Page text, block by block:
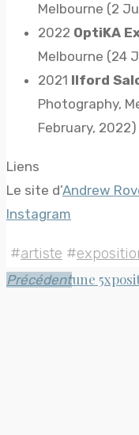
Melbourne (2
2022 OptiKA
Melbourne (24
2021 Ilford
Photography,
February, 2022)
Liens
Le site d’Andrew
Instagram
#artiste #
Précédentune